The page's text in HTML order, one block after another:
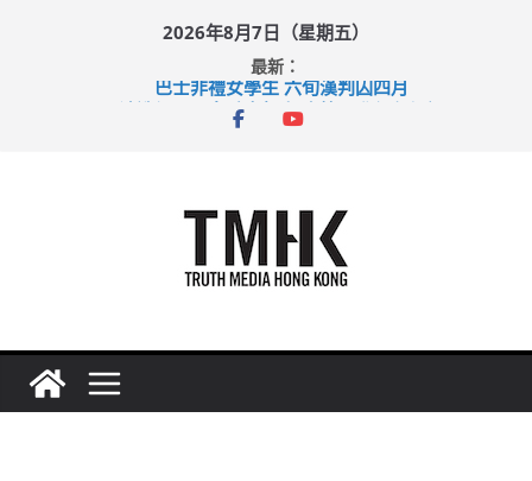
2026年8月7日（星期五）
最新：
巴士非禮女學生 六旬漢判囚四月
涉造假公屋富戶申報表 倉管員准保釋候訊